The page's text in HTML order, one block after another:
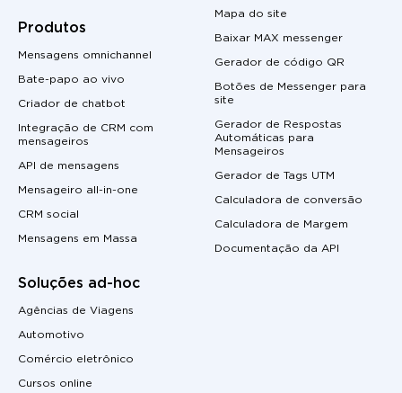
Produtos
Mensagens omnichannel
Bate-papo ao vivo
Criador de chatbot
Integração de CRM com
mensageiros
API de mensagens
Mensageiro all-in-one
CRM social
Mensagens em Massa
Soluções ad-hoc
Agências de Viagens
Automotivo
Comércio eletrônico
Cursos online
Mapa do site
Baixar MAX messenger
Gerador de código QR
Botões de Messenger para
site
Gerador de Respostas
Automáticas para
Mensageiros
Gerador de Tags UTM
Calculadora de conversão
Calculadora de Margem
Documentação da API